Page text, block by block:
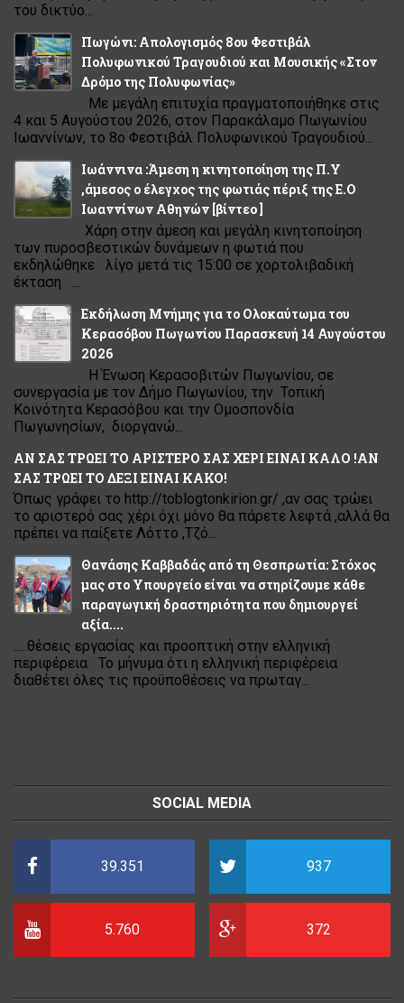
του δικτύο...
Πωγώνι: Απολογισμός 8ου Φεστιβάλ
Πολυφωνικού Τραγουδιού και Μουσικής «Στον
Δρόμο της Πολυφωνίας»
Με μεγάλη επιτυχία πραγματοποιήθηκε στις
4 και 5 Αυγούστου 2026, στον Παρακάλαμο Πωγωνίου
Ιωαννίνων, το 8ο Φεστιβάλ Πολυφωνικού Τραγουδιού...
Ιωάννινα :Άμεση η κινητοποίηση της Π.Υ
,άμεσος ο έλεγχος της φωτιάς πέριξ της Ε.Ο
Ιωαννίνων Αθηνών [βίντεο ]
Χάρη στην άμεση και μεγάλη κινητοποίηση
των πυροσβεστικών δυνάμεων η φωτιά που
εκδηλώθηκε λίγο μετά τις 15:00 σε χορτολιβαδική
έκταση ...
Εκδήλωση Μνήμης για το Ολοκαύτωμα του
Κερασόβου Πωγωνίου Παρασκευή 14 Αυγούστου
2026
Η Ένωση Κερασοβιτών Πωγωνίου, σε
συνεργασία με τον Δήμο Πωγωνίου, την Τοπική
Κοινότητα Κερασόβου και την Ομοσπονδία
Πωγωνησίων, διοργανώ...
ΑΝ ΣΑΣ ΤΡΩΕΙ ΤΟ ΑΡΙΣΤΕΡΟ ΣΑΣ ΧΕΡΙ ΕΙΝΑΙ ΚΑΛΟ !ΑΝ
ΣΑΣ ΤΡΩΕΙ ΤΟ ΔΕΞΙ ΕΙΝΑΙ ΚΑΚΟ!
Όπως γράφει το http://toblogtonkirion.gr/ ,αν σας τρώει
το αριστερό σας χέρι όχι μόνο θα πάρετε λεφτά ,αλλά θα
πρέπει να παίξετε Λόττο ,Τζό...
Θανάσης Καββαδάς από τη Θεσπρωτία: Στόχος
μας στο Υπουργείο είναι να στηρίζουμε κάθε
παραγωγική δραστηριότητα που δημιουργεί
αξία....
.....θέσεις εργασίας και προοπτική στην ελληνική
περιφέρεια Το μήνυμα ότι η ελληνική περιφέρεια
διαθέτει όλες τις προϋποθέσεις να πρωταγ...
SOCIAL MEDIA
39.351 937
5.760 372